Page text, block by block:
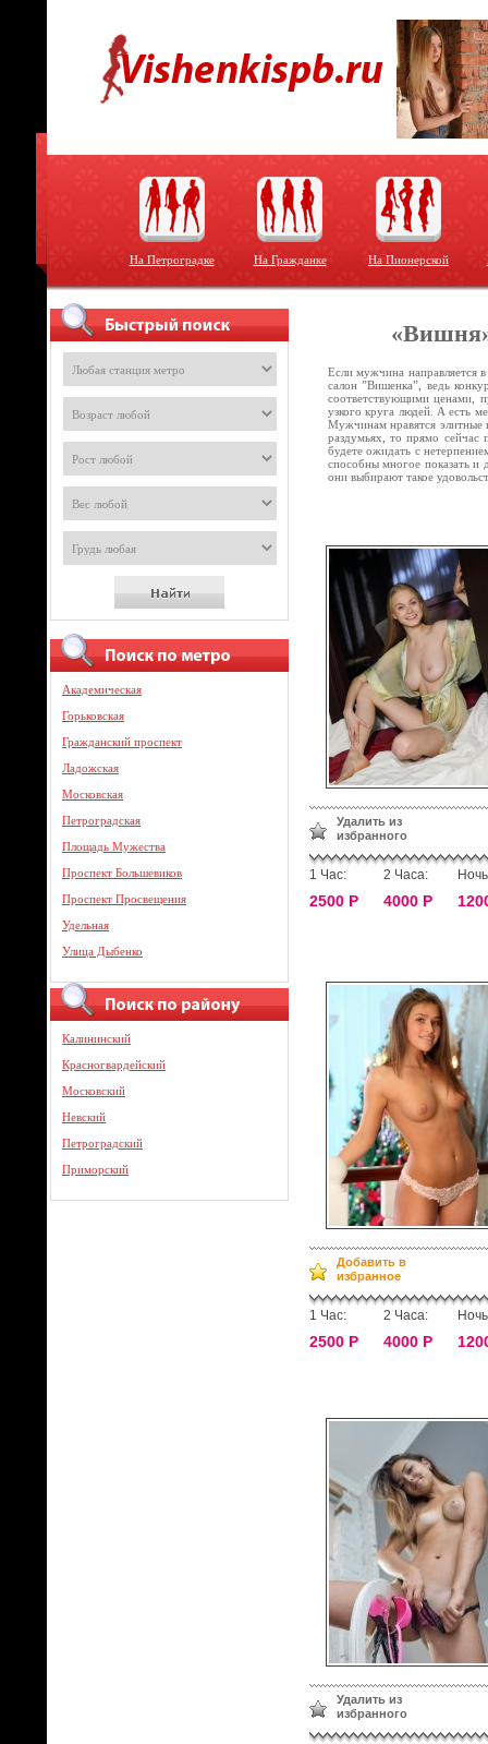
На Петроградке На Гражданке На Пионерской
Академическая
Горьковская
Гражданский проспект
Ладожская
Московская
Петроградская
Площадь Мужества
Проспект Большевиков
Проспект Просвещения
Удельная
Улица Дыбенко
Калининский
Красногвардейский
Московский
Невский
Петроградский
Приморский
Если мужчина направляется
салон ”Вишенка”, ведь
соответствующими ценами,
узкого круга людей. А есть
Мужчинам нравятся элитные
раздумьях, то прямо сейчас
будете ожидать с
способны многое показать и
они выбирают такое
Удалить из
избранного
1 Час:
2500 Р
2 Часа:
4000 Р
Добавить в
избранное
1 Час:
2500 Р
2 Часа:
4000 Р
Удалить из
избранного